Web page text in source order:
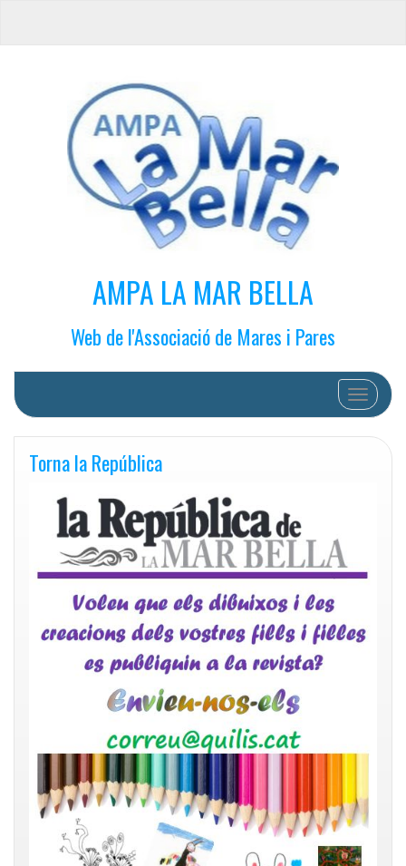
AMPA LA MAR BELLA
Web de l'Associació de Mares i Pares
Cambiar
Torna la República